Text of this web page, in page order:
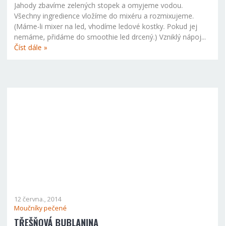
Jahody zbavíme zelených stopek a omyjeme vodou.
Všechny ingredience vložíme do mixéru a rozmixujeme.
(Máme-li mixer na led, vhodíme ledové kostky. Pokud jej
nemáme, přidáme do smoothie led drcený.) Vzniklý nápoj...
Číst dále »
12 června., 2014
Moučníky pečené
TŘEŠŇOVÁ BUBLANINA